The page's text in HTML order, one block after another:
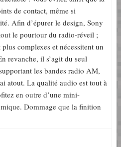
de contact, même si
Afin d’épurer le design, Sony
le pourtour du radio-réveil ;
complexes et nécessitent un
revanche, il s’agit du seul
les bandes radio AM,
atout. La qualité audio est tout à
en outre d’une mini-
Dommage que la finition